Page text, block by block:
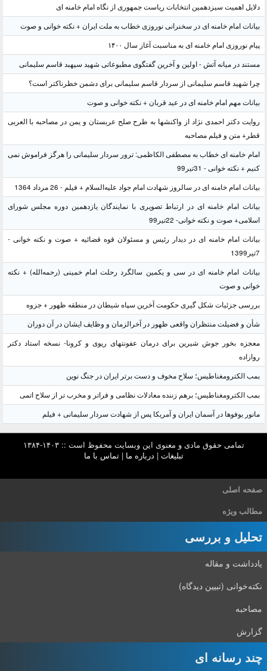
دلایل اهمیت سیزدهمین انتخابات ریاست جمهوری از نگاه امام خامنه ای
بیانات امام خامنه ای در سخنرانی نوروزی خطاب به ملت ایران + نکته خوانی و صوت
پیام نوروزی امام خامنه ای به مناسبت آغاز سال ۱۴۰۰
مستند در میانه آتش - اولین و آخرین گفتگوی مطبوعاتی شهید سپهبد قاسم سلیمانی
چرا شهید قاسم سلیمانی از سردار قاسم سلیمانی برای دشمن خطرناکتر است؟
بیانات مهم امام خامنه ای در عید قربان + نکته خوانی و صوت
روایت دکتر احمدی نژاد از واکنشها به طرح صلح عربستان و یمن در مصاحبه با العربی
قطر+ متن و فیلم مصاحبه
امام خامنه ای خطاب به مصطفی الکاظمی: ترور سردار سلیمانی را هرگز فراموش نمی
کنیم + نکته خوانی - 31تیر99
بیانات امام خامنه ای در سالروز شهادت امام جواد علیه‌السلام + فیلم - 26 مرداد 1364
بیانات امام خامنه ای در ارتباط تصویری با نمایندگان یازدهمین دوره مجلس شورای
اسلامی+ صوت و نکته خوانی- 22تیر99
بیانات امام خامنه ای در دیدار رئیس و مسئولان قوه قضائیه + صوت و نکته خوانی -
7تیر1399
بیانات امام خامنه ای در سی و یکمین سالگرد رحلت امام خمینی (رحمه‌الله) + نکته
خوانی و صوت
بررسی جزئیات شکل گیری حکومت آخرین سپاه شیطان در منطقه ظهور + جزوه
شأن و فضیلت منتظران واقعی ظهور در آخرالزمان و وظایف ایشان در آن دوران
معجزه بخور جوش شیرین برای درمان عفونتهای ریوی و کرونا- نسخه استاد دکتر
روازاده
بمب الکترومغناطیس؛ سلاح مخوف و دست برتر ایران در جنگ نوین
بمب الکترومغناطیس؛ برهم زننده معادلات نظامی و فراتر و مخرب تر از سلاح اتمی
مانور یوفوها در آسمان ایران و آمریکا پس از شهادت سردار سلیمانی + فیلم
تمامی حقوق مادی و معنوی این وبسایت محفوظ است :: ۱۴۰۳-۱۳۸۴
تبلیغات | درباره ما |تماس با ما
صفحه اصلی
مطالب ویژه
تحلیل و بررسی
یادداشت و مقاله
نکته‌خوانی (تبیین دیدگاه)
مصاحبه
گزارش
چند رسانه ای